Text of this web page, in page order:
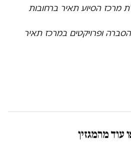
מרכז הסיוע תאיר ברחובות
ופרויקטים במרכז תאיר
עוד מהמגזין